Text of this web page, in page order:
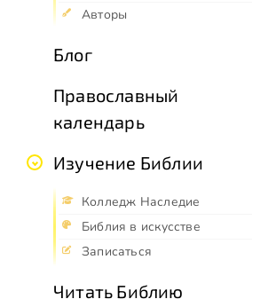
Авторы
Блог
Православный
календарь
Изучение Библии
Колледж Наследие
Библия в искусстве
Записаться
Читать Библию